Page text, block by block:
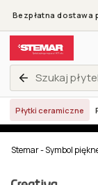
Bezpłatna dostawa
Zamknij
Płytki ceramiczne
Stemar - Symbol